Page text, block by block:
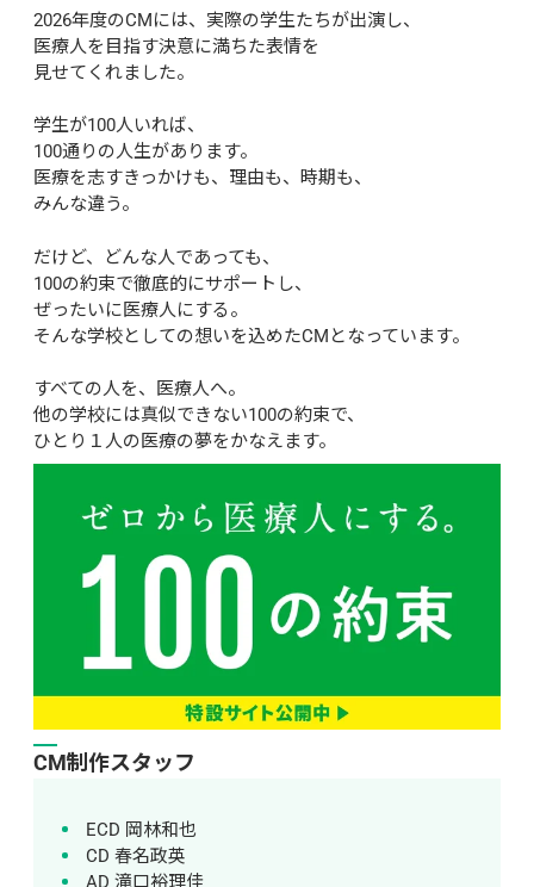
2026年度のCMには、実際の学生たちが出演し、
医療人を目指す決意に満ちた表情を
見せてくれました。
学生が100人いれば、
100通りの人生があります。
医療を志すきっかけも、理由も、時期も、
みんな違う。
だけど、どんな人であっても、
100の約束で徹底的にサポートし、
ぜったいに医療人にする。
そんな学校としての想いを込めたCMとなっています。
すべての人を、医療人へ。
他の学校には真似できない100の約束で、
ひとり１人の医療の夢をかなえます。
CM制作スタッフ
ECD 岡林和也
CD 春名政英